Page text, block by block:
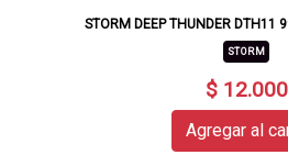
STORM DEEP THUNDER DTH11
STORM
$ 12.000
Agregar al